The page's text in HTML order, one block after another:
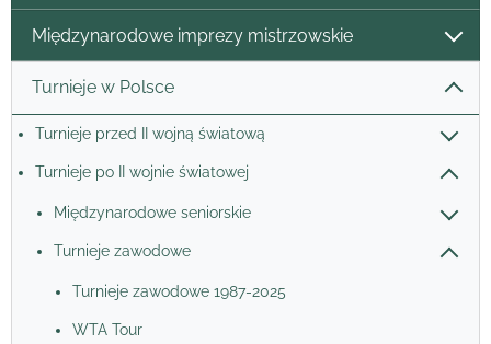
Międzynarodowe imprezy mistrzowskie
Turnieje w Polsce
Turnieje przed II wojną światową
Turnieje po II wojnie światowej
Międzynarodowe seniorskie
Turnieje zawodowe
Turnieje zawodowe 1987-2025
WTA Tour